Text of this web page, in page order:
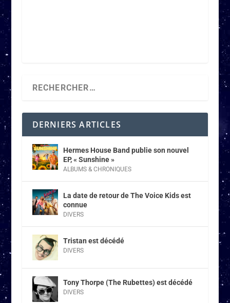
DERNIERS ARTICLES
Hermes House Band publie son nouvel
EP, « Sunshine »
ALBUMS & CHRONIQUES
La date de retour de The Voice Kids est
connue
DIVERS
Tristan est décédé
DIVERS
Tony Thorpe (The Rubettes) est décédé
DIVERS